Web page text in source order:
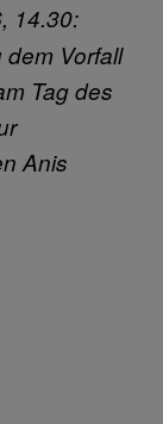
14.30:
Vorfall
Tag des
Anis